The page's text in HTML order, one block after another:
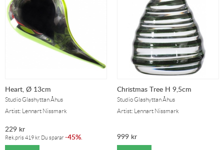
Heart, Ø 13cm
Studio Glashyttan Åhus
Artist: Lennart Nissmark
229 kr
Rek.pris 419 kr. Du sparar -45%.
Christmas Tree H 9,5cm
Studio Glashyttan Åhus
Artist: Lennart Nissmark
999 kr